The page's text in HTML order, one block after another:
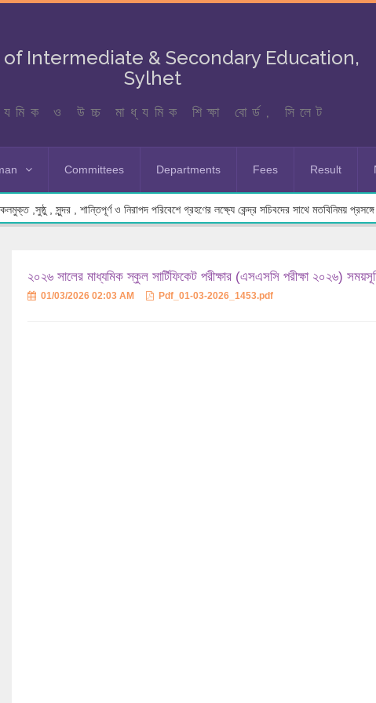
of Intermediate & Secondary Education,
Sylhet
ও উচ্চ মাধ্যমিক শিক্ষা বোর্ড, সিলেট
Committees Departments Fees Result
,সুষ্ঠু , সুন্দর , শান্তিপূর্ণ ও নিরাপদ পরিবেশে গ্রহণের লক্ষ্যে কেন্দ্র সচিবদের সাথে মতবিনিময়
২০২৬ সালের মাধ্যমিক স্কুল সার্টিফিকেট পরীক্ষার (এসএসসি পরীক্ষা ২০২৬)
01/03/2026 02:03 AM Pdf_01-03-2026_1453.pdf